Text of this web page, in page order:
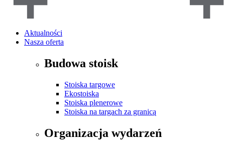
Aktualności
Nasza oferta
Budowa stoisk
Stoiska targowe
Ekostoiska
Stoiska plenerowe
Stoiska na targach za granicą
Organizacja wydarzeń